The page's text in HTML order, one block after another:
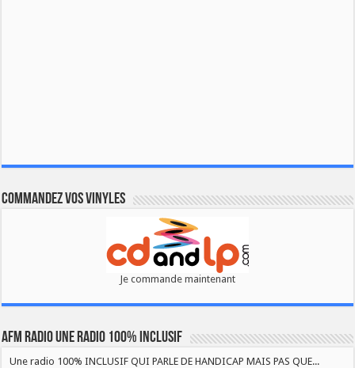
Commandez vos vinyles
Je commande maintenant
AFM RADIO UNE RADIO 100% INCLUSIF
Une radio 100% INCLUSIF QUI PARLE DE HANDICAP MAIS PAS QUE...